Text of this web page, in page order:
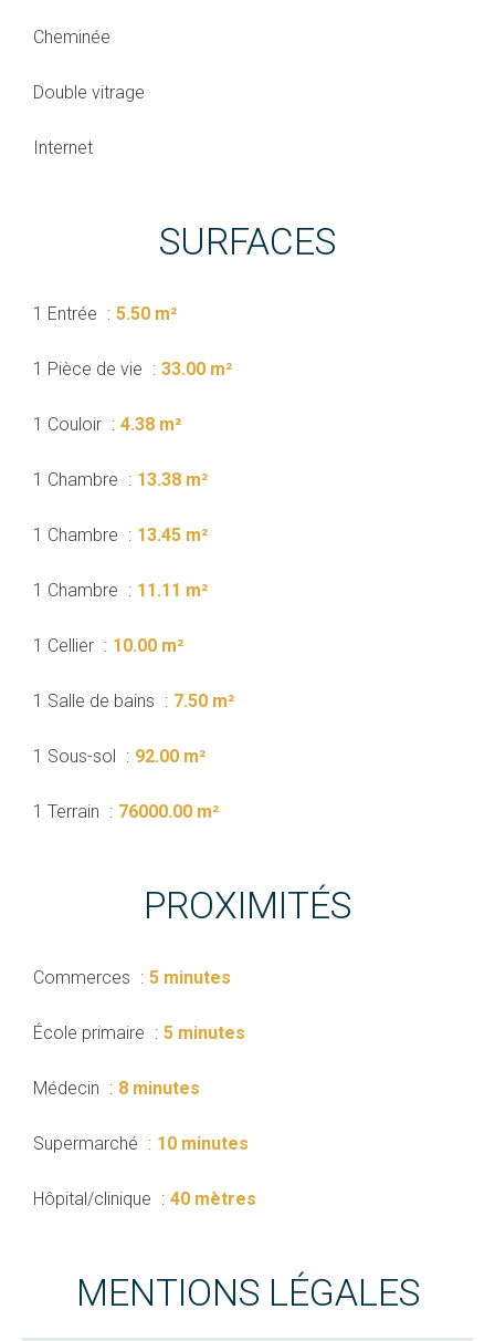
Cheminée
Double vitrage
Internet
SURFACES
1 Entrée 5.50 m²
1 Pièce de vie 33.00 m²
1 Couloir 4.38 m²
1 Chambre 13.38 m²
1 Chambre 13.45 m²
1 Chambre 11.11 m²
1 Cellier 10.00 m²
1 Salle de bains 7.50 m²
1 Sous-sol 92.00 m²
1 Terrain 76000.00 m²
PROXIMITÉS
Commerces 5 minutes
École primaire 5 minutes
Médecin 8 minutes
Supermarché 10 minutes
Hôpital/clinique 40 mètres
MENTIONS LÉGALES